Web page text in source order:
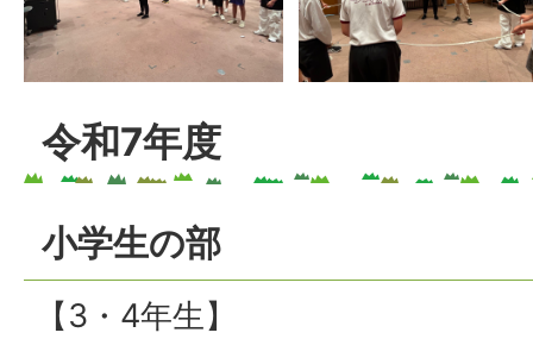
令和7年度
小学生の部
【3・4年生】